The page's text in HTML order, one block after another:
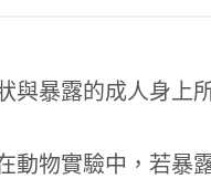
暴露的成人身上
物實驗中，若暴